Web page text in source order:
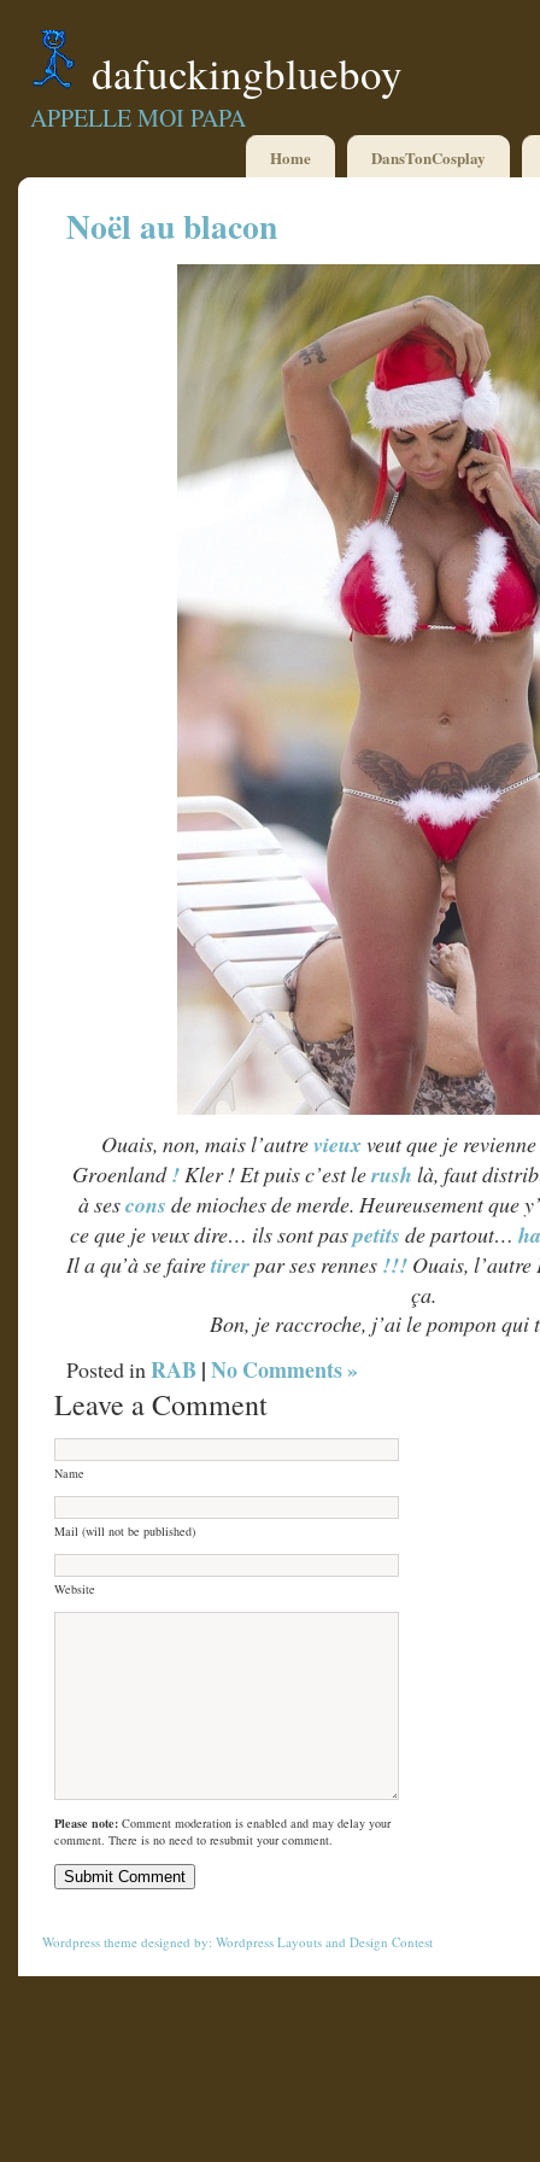
dafuckingblueboy
APPELLE MOI PAPA
Home DansTonCosplay
Noël au blacon
Ouais, non, mais l’autrevieuxveut que je
Groenland!Kler ! Et puis c’est lerush là, faut
à sescons de mioches de merde. Heureusement que
ce que je veux dire… ils sont paspetits de partout…
Il a qu’à se fairetirerpar ses rennes !!! Ouais,
ça.
Bon, je raccroche, j’ai le pompon qui
Posted in RAB |No Comments »
Leave a Comment
Name
Mail (will not be published)
Website
Please note: Comment moderation is enabled and may delay your
comment. There is no need to resubmit your comment.
Wordpress theme designed by: Wordpress Layouts and Design Contest